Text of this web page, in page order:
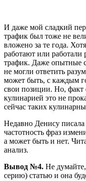
И даже мой сладкий
трафик был тоже не
вложено за те года.
работают или работали
трафик. Даже опытные
не могли ответить
может быть, с каждым
свои позиции. Но, факт
кулинарией это не
сейчас таких
Недавно Денису писала
частотность фраз
а может быть и нет.
анализ.
Вывод №4. Не
серию) статью и она